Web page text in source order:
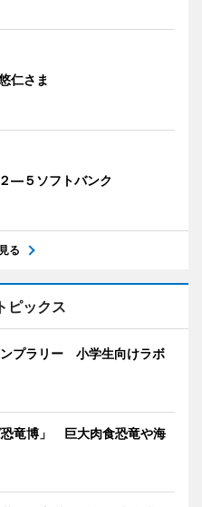
仁さま
―５ソフトバンク
る
ピックス
プラリー 小学生向けラボ
竜博」 巨大肉食恐竜や海